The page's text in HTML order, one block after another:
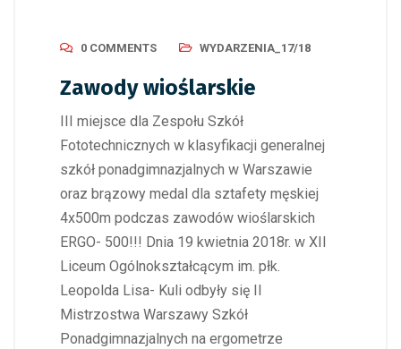
0 COMMENTS WYDARZENIA_17/18
Zawody wioślarskie
III miejsce dla Zespołu Szkół
Fototechnicznych w klasyfikacji generalnej
szkół ponadgimnazjalnych w Warszawie
oraz brązowy medal dla sztafety męskiej
4x500m podczas zawodów wioślarskich
ERGO- 500!!! Dnia 19 kwietnia 2018r. w XII
Liceum Ogólnokształcącym im. płk.
Leopolda Lisa- Kuli odbyły się II
Mistrzostwa Warszawy Szkół
Ponadgimnazjalnych na ergometrze